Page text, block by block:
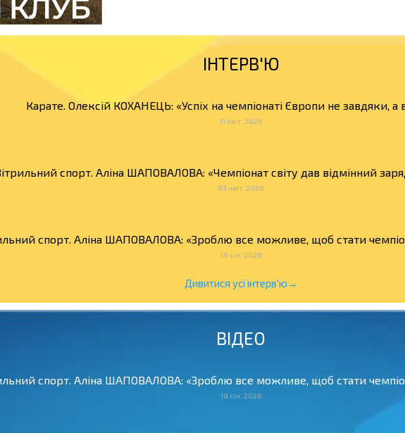
ІНТЕРВ'Ю
Карате. Олексій КОХАНЕЦЬ: «Успіх на чемпіонаті Європи не завдяки, а
11 лют. 2026
спорт. Аліна ШАПОВАЛОВА: «Чемпіонат світу дав відмінний
03 лют. 2026
спорт. Аліна ШАПОВАЛОВА: «Зроблю все можливе, щоб стати
19 січ. 2026
Дивитися усі інтерв'ю→
ВІДЕО
спорт. Аліна ШАПОВАЛОВА: «Зроблю все можливе, щоб стати
19 січ. 2026